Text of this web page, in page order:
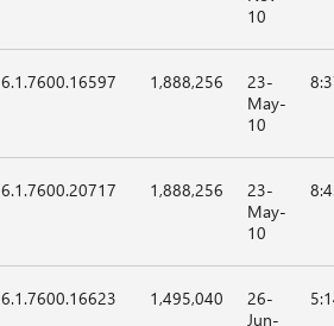
10
6.1.7600.16597 1,888,256
23-
May-
10
6.1.7600.20717 1,888,256
23-
May-
10
6.1.7600.16623 1,495,040
26-
Jun-